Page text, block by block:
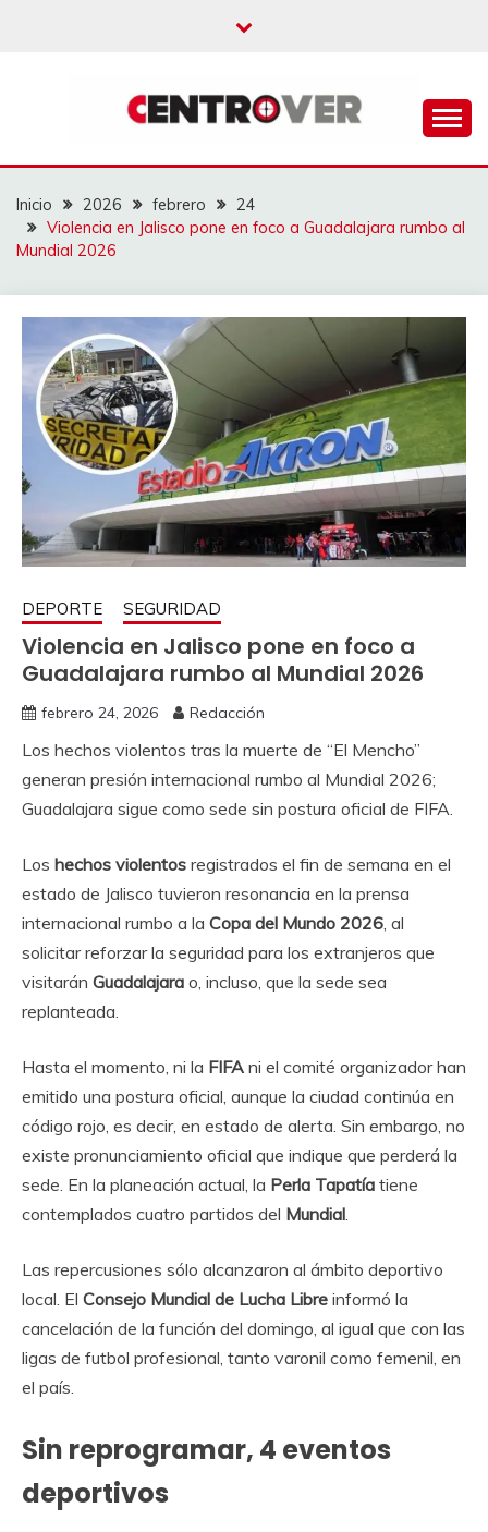
CENTROVER
NOTICIAS
Inicio 2026 febrero
24
Violencia en Jalisco pone en foco a Guadalajara rumbo al
Mundial 2026
DEPORTE SEGURIDAD
Violencia en Jalisco pone en foco a
Guadalajara rumbo al Mundial 2026
febrero 24, 2026 Redacción
Los hechos violentos tras la muerte de “El Mencho”
generan presión internacional rumbo al Mundial 2026;
Guadalajara sigue como sede sin postura oficial de FIFA.
Los hechos violentos registrados el fin de semana en el
estado de Jalisco tuvieron resonancia en la prensa
internacional rumbo a la Copa del Mundo 2026, al
solicitar reforzar la seguridad para los extranjeros que
visitarán Guadalajara o, incluso, que la sede sea
replanteada.
Hasta el momento, ni la FIFA ni el comité organizador han
emitido una postura oficial, aunque la ciudad continúa en
código rojo, es decir, en estado de alerta. Sin embargo, no
existe pronunciamiento oficial que indique que perderá la
sede. En la planeación actual, la Perla Tapatía tiene
contemplados cuatro partidos del Mundial.
Las repercusiones sólo alcanzaron al ámbito deportivo
local. El Consejo Mundial de Lucha Libre informó la
cancelación de la función del domingo, al igual que con las
ligas de futbol profesional, tanto varonil como femenil, en
el país.
Sin reprogramar, 4 eventos
deportivos